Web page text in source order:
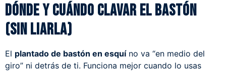
Dónde y cuándo clavar el bastón
(sin liarla)
El plantado de bastón en esquíno va “en medio del
giro” ni detrás de ti. Funciona mejor cuando lo usas